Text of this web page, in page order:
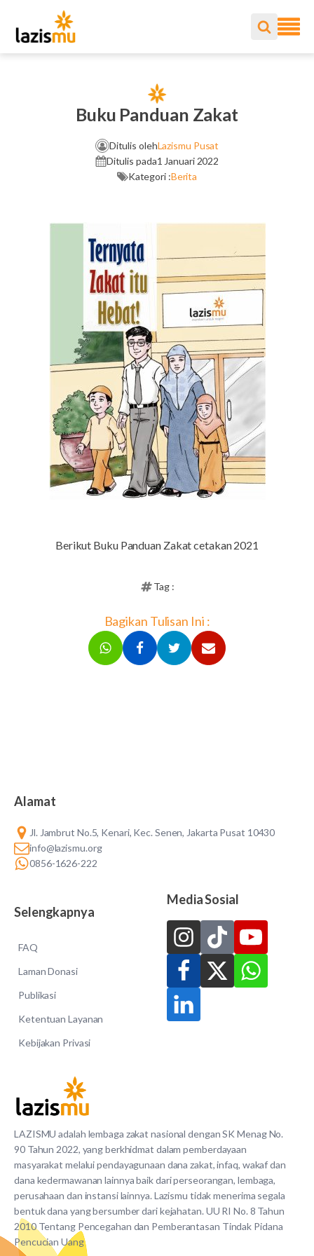
Buku Panduan Zakat
Ditulis olehLazismu Pusat
Ditulis pada1 Januari 2022
Kategori :Berita
Berikut Buku Panduan Zakat cetakan 2021
Tag :
Bagikan Tulisan Ini :
LAZISMU adalah lembaga zakat nasional dengan SK Menag No.
90 Tahun 2022, yang berkhidmat dalam pemberdayaan
masyarakat melalui pendayagunaan dana zakat, infaq, wakaf dan
dana kedermawanan lainnya baik dari perseorangan, lembaga,
perusahaan dan instansi lainnya. Lazismu tidak menerima segala
bentuk dana yang bersumber dari kejahatan. UU RI No. 8 Tahun
2010 Tentang Pencegahan dan Pemberantasan Tindak Pidana
Pencucian Uang
Alamat
Jl. Jambrut No.5, Kenari, Kec. Senen, Jakarta Pusat 10430
info@lazismu.org
0856-1626-222
Selengkapnya
FAQ
Laman Donasi
Publikasi
Ketentuan Layanan
Kebijakan Privasi
Media Sosial